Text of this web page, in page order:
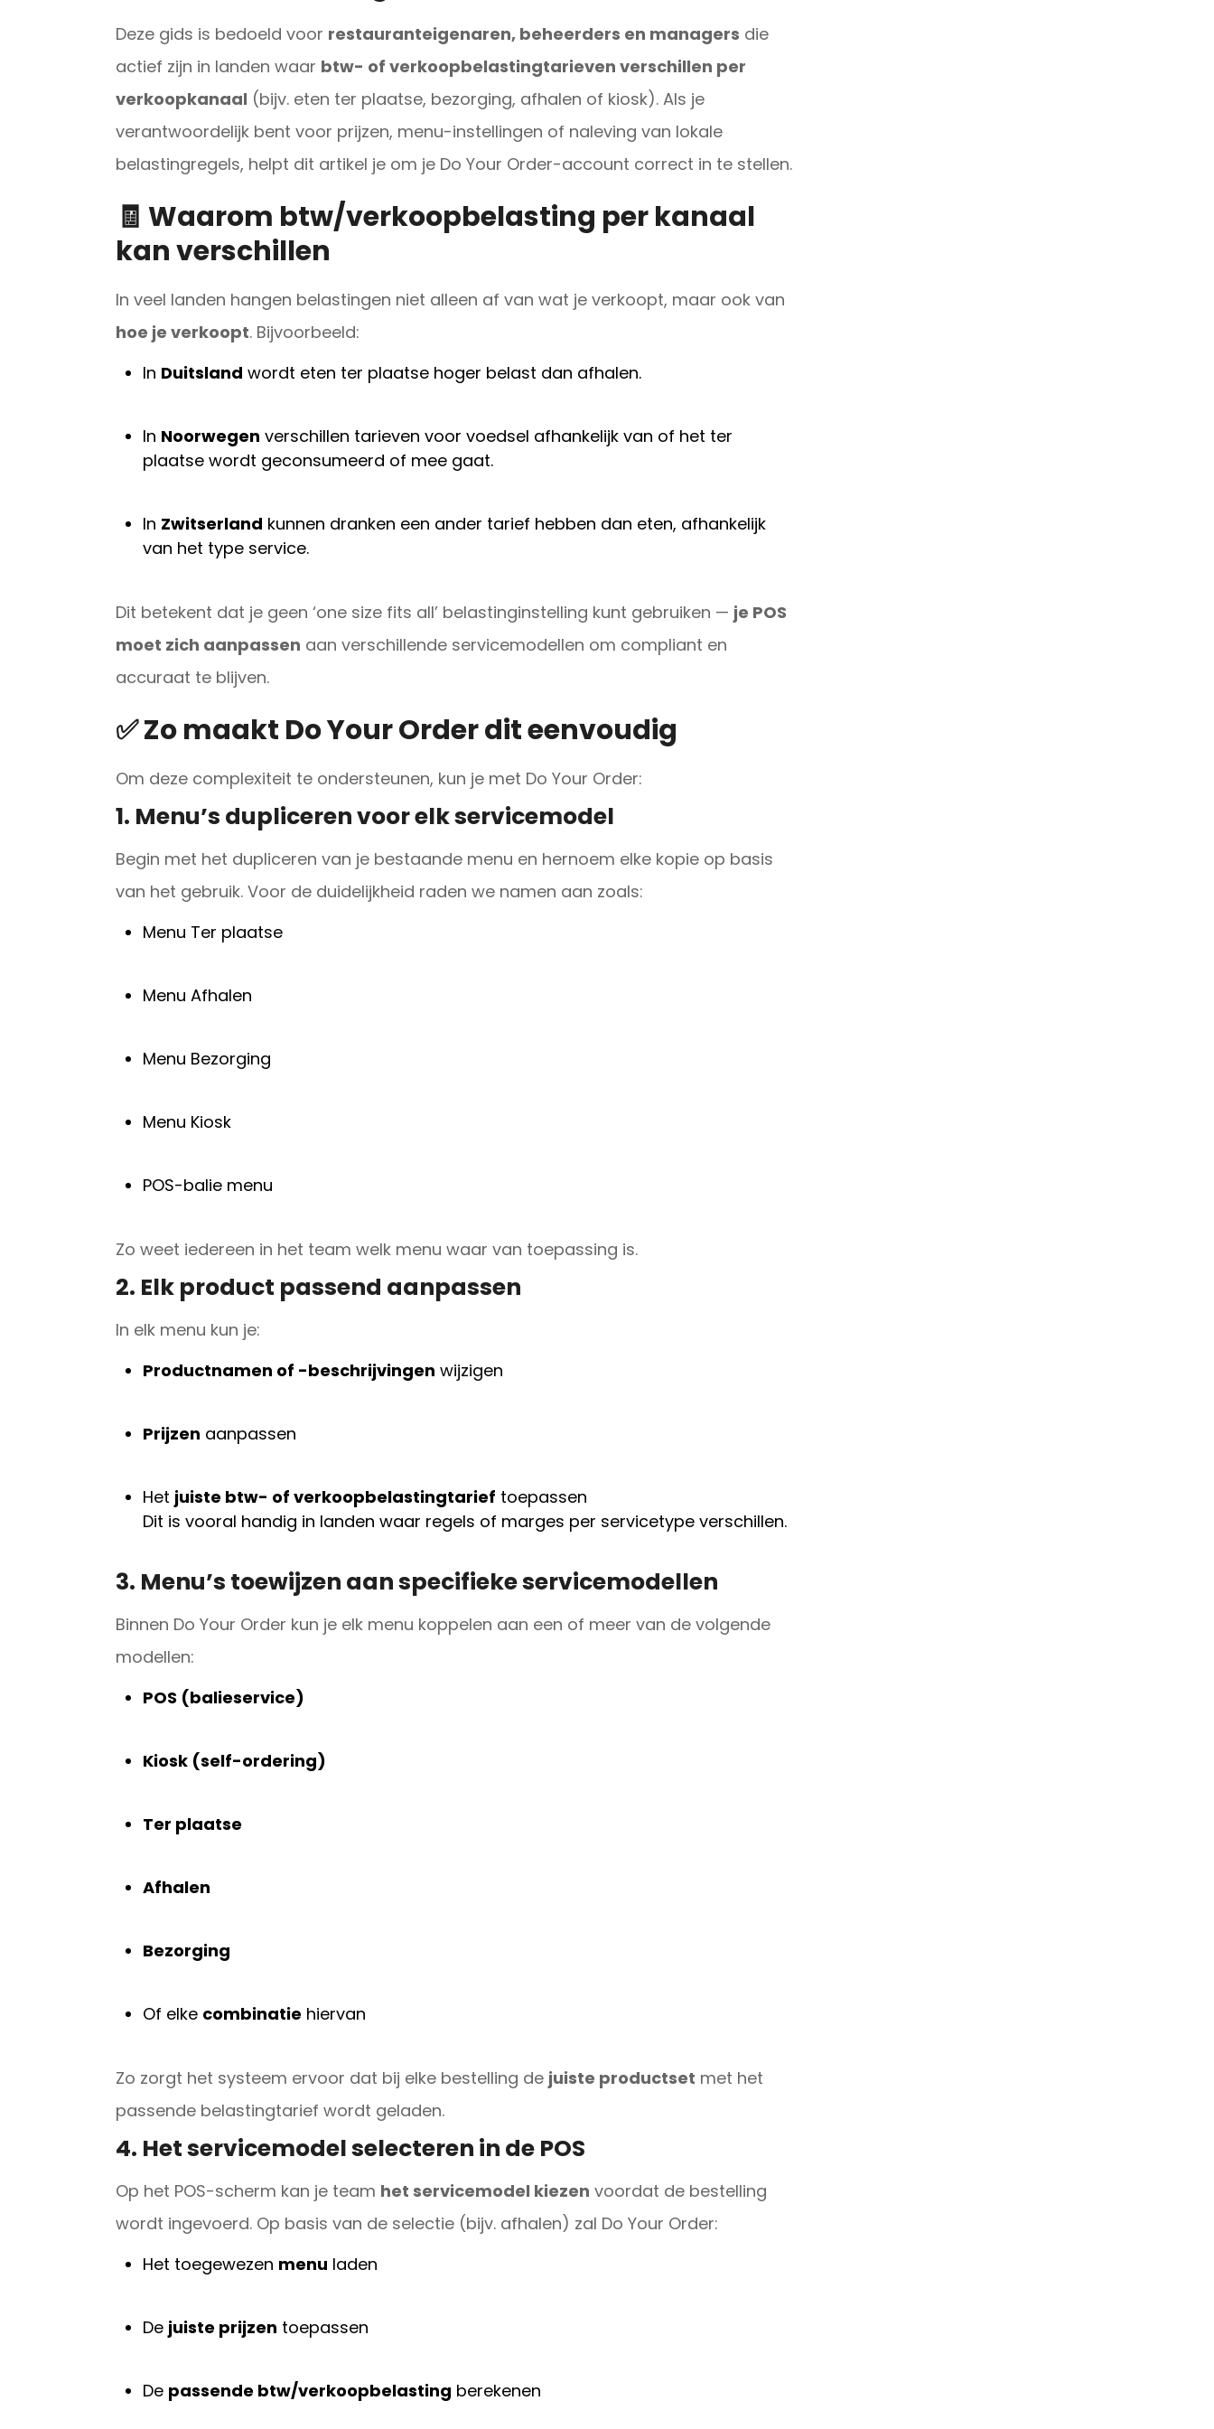
Deze gids is bedoeld voor restauranteigenaren, beheerders en managers die
actief zijn in landen waar btw- of verkoopbelastingtarieven verschillen per
verkoopkanaal (bijv. eten ter plaatse, bezorging, afhalen of kiosk). Als je
verantwoordelijk bent voor prijzen, menu-instellingen of naleving van lokale
belastingregels, helpt dit artikel je om je Do Your Order-account correct in te stellen.
🧾 Waarom btw/verkoopbelasting per kanaal
kan verschillen
In veel landen hangen belastingen niet alleen af van wat je verkoopt, maar ook van
hoe je verkoopt. Bijvoorbeeld:
In Duitsland wordt eten ter plaatse hoger belast dan afhalen.
In Noorwegen verschillen tarieven voor voedsel afhankelijk van of het ter
plaatse wordt geconsumeerd of mee gaat.
In Zwitserland kunnen dranken een ander tarief hebben dan eten, afhankelijk
van het type service.
Dit betekent dat je geen ‘one size fits all’ belastinginstelling kunt gebruiken — je POS
moet zich aanpassen aan verschillende servicemodellen om compliant en
accuraat te blijven.
✅ Zo maakt Do Your Order dit eenvoudig
Om deze complexiteit te ondersteunen, kun je met Do Your Order:
1. Menu’s dupliceren voor elk servicemodel
Begin met het dupliceren van je bestaande menu en hernoem elke kopie op basis
van het gebruik. Voor de duidelijkheid raden we namen aan zoals:
Menu Ter plaatse
Menu Afhalen
Menu Bezorging
Menu Kiosk
POS-balie menu
Zo weet iedereen in het team welk menu waar van toepassing is.
2. Elk product passend aanpassen
In elk menu kun je:
Productnamen of -beschrijvingen wijzigen
Prijzen aanpassen
Het juiste btw- of verkoopbelastingtarief toepassen
Dit is vooral handig in landen waar regels of marges per servicetype verschillen.
3. Menu’s toewijzen aan specifieke servicemodellen
Binnen Do Your Order kun je elk menu koppelen aan een of meer van de volgende
modellen:
POS (balieservice)
Kiosk (self-ordering)
Ter plaatse
Afhalen
Bezorging
Of elke combinatie hiervan
Zo zorgt het systeem ervoor dat bij elke bestelling de juiste productset met het
passende belastingtarief wordt geladen.
4. Het servicemodel selecteren in de POS
Op het POS-scherm kan je team het servicemodel kiezen voordat de bestelling
wordt ingevoerd. Op basis van de selectie (bijv. afhalen) zal Do Your Order:
Het toegewezen menu laden
De juiste prijzen toepassen
De passende btw/verkoopbelasting berekenen